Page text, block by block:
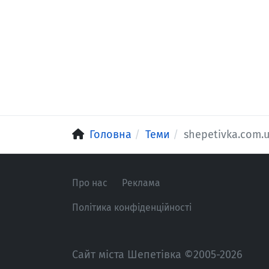
Головна Теми
Про нас Реклама
Політика конфіденційності
Сайт міста Шепетівка ©2005-2026